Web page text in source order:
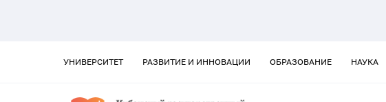
УНИВЕРСИТЕТ РАЗВИТИЕ И ИННОВАЦИИ ОБРАЗОВАНИЕ НАУКА